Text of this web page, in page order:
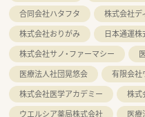
合同会社ハタフタ
株式会社デ
株式会社おりがみ
日本通運株
株式会社サノ・ファーマシー
医療法人社団晃悠会
有限会社
株式会社医学アカデミー
株式
ウエルシア薬局株式会社
医療